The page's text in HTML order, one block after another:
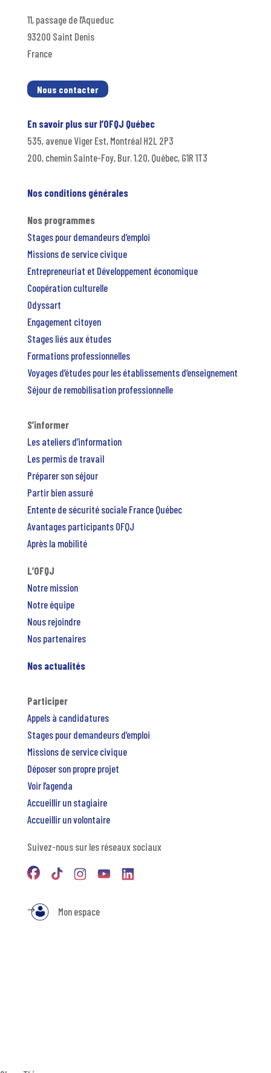
11, passage de l’Aqueduc
93200 Saint Denis
France
Nous contacter
En savoir plus sur l’OFQJ Québec
535, avenue Viger Est, Montréal H2L 2P3
200, chemin Sainte-Foy, Bur. 1.20, Québec, G1R 1T3
Nos conditions générales
Nos programmes
Stages pour demandeurs d’emploi
Missions de service civique
Entrepreneuriat et Développement économique
Coopération culturelle
Odyssart
Engagement citoyen
Stages liés aux études
Formations professionnelles
Voyages d’études pour les établissements d’enseignement
Séjour de remobilisation professionnelle
S’informer
Les ateliers d’information
Les permis de travail
Préparer son séjour
Partir bien assuré
Entente de sécurité sociale France Québec
Avantages participants OFQJ
Après la mobilité
L’OFQJ
Notre mission
Notre équipe
Nous rejoindre
Nos partenaires
Nos actualités
Participer
Appels à candidatures
Stages pour demandeurs d’emploi
Missions de service civique
Déposer son propre projet
Voir l’agenda
Accueillir un stagiaire
Accueillir un volontaire
Suivez-nous sur les réseaux sociaux
Mon espace